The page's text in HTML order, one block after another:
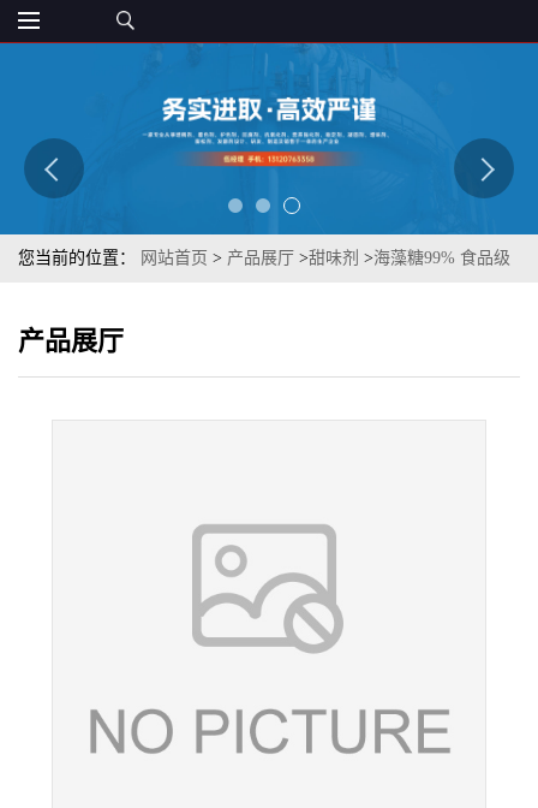
您当前的位置： 网站首页 > 产品展厅 >甜味剂 >海藻糖99% 食品级
产品展厅